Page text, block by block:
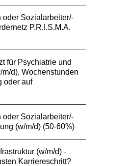
oder Sozialarbeiter/-
P.R.I.S.M.A.
für Psychiatrie und
d), Wochenstunden
oder auf
oder Sozialarbeiter/-
(w/m/d) (50-60%)
(w/m/d) -
Karriereschritt?